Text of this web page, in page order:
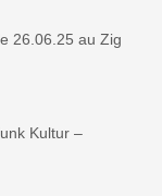
26.06.25 au Zig
Kultur –